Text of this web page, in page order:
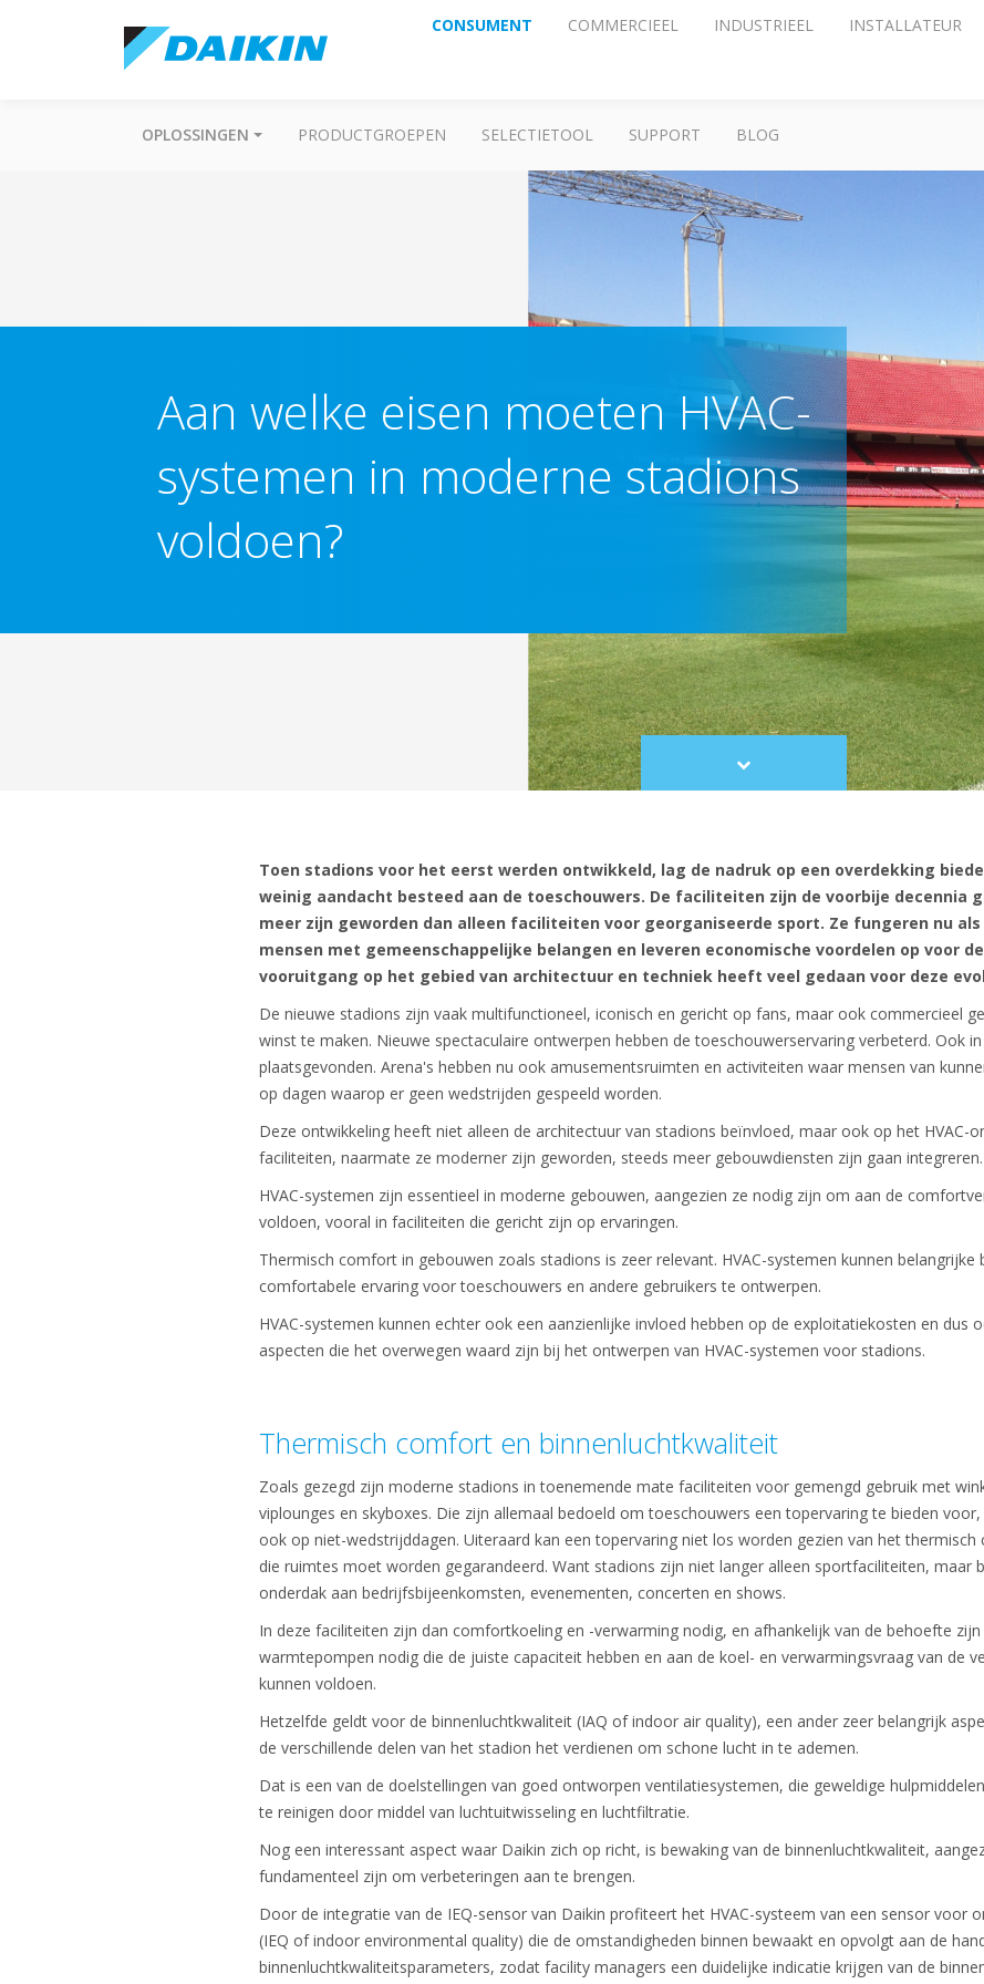
CONSUMENT COMMERCIEEL INDUSTRIEEL INSTALLATEUR
OPLOSSINGEN PRODUCTGROEPEN SELECTIETOOL SUPPORT BLOG
Aan welke eisen moeten HVAC-
systemen in moderne stadions
voldoen?
Scroll
to
Toen stadions voor het eerst werden ontwikkeld, lag de nadruk op een overdekking
weinig aandacht besteed aan de toeschouwers. De faciliteiten zijn de voorbije decennia
meer zijn geworden dan alleen faciliteiten voor georganiseerde sport. Ze fungeren nu
mensen met gemeenschappelijke belangen en leveren economische voordelen op voor
vooruitgang op het gebied van architectuur en techniek heeft veel gedaan voor deze
De nieuwe stadions zijn vaak multifunctioneel, iconisch en gericht op fans, maar ook commercieel
winst te maken. Nieuwe spectaculaire ontwerpen hebben de toeschouwerservaring verbeterd. Ook
plaatsgevonden. Arena's hebben nu ook amusementsruimten en activiteiten waar mensen van
op dagen waarop er geen wedstrijden gespeeld worden.
Deze ontwikkeling heeft niet alleen de architectuur van stadions beïnvloed, maar ook op het HVAC-
faciliteiten, naarmate ze moderner zijn geworden, steeds meer gebouwdiensten zijn gaan integreren.
HVAC-systemen zijn essentieel in moderne gebouwen, aangezien ze nodig zijn om aan de
voldoen, vooral in faciliteiten die gericht zijn op ervaringen.
Thermisch comfort in gebouwen zoals stadions is zeer relevant. HVAC-systemen kunnen
comfortabele ervaring voor toeschouwers en andere gebruikers te ontwerpen.
HVAC-systemen kunnen echter ook een aanzienlijke invloed hebben op de exploitatiekosten en dus
aspecten die het overwegen waard zijn bij het ontwerpen van HVAC-systemen voor stadions.
Thermisch comfort en binnenluchtkwaliteit
Zoals gezegd zijn moderne stadions in toenemende mate faciliteiten voor gemengd gebruik met
viplounges en skyboxes. Die zijn allemaal bedoeld om toeschouwers een topervaring te bieden
ook op niet-wedstrijddagen. Uiteraard kan een topervaring niet los worden gezien van het
die ruimtes moet worden gegarandeerd. Want stadions zijn niet langer alleen sportfaciliteiten, maar
onderdak aan bedrijfsbijeenkomsten, evenementen, concerten en shows.
In deze faciliteiten zijn dan comfortkoeling en -verwarming nodig, en afhankelijk van de behoefte
warmtepompen nodig die de juiste capaciteit hebben en aan de koel- en verwarmingsvraag van de
kunnen voldoen.
Hetzelfde geldt voor de binnenluchtkwaliteit (IAQ of indoor air quality), een ander zeer belangrijk
de verschillende delen van het stadion het verdienen om schone lucht in te ademen.
Dat is een van de doelstellingen van goed ontworpen ventilatiesystemen, die geweldige
te reinigen door middel van luchtuitwisseling en luchtfiltratie.
Nog een interessant aspect waar Daikin zich op richt, is bewaking van de binnenluchtkwaliteit,
fundamenteel zijn om verbeteringen aan te brengen.
Door de integratie van de IEQ-sensor van Daikin profiteert het HVAC-systeem van een sensor voor
(IEQ of indoor environmental quality) die de omstandigheden binnen bewaakt en opvolgt aan de
binnenluchtkwaliteitsparameters, zodat facility managers een duidelijke indicatie krijgen van de